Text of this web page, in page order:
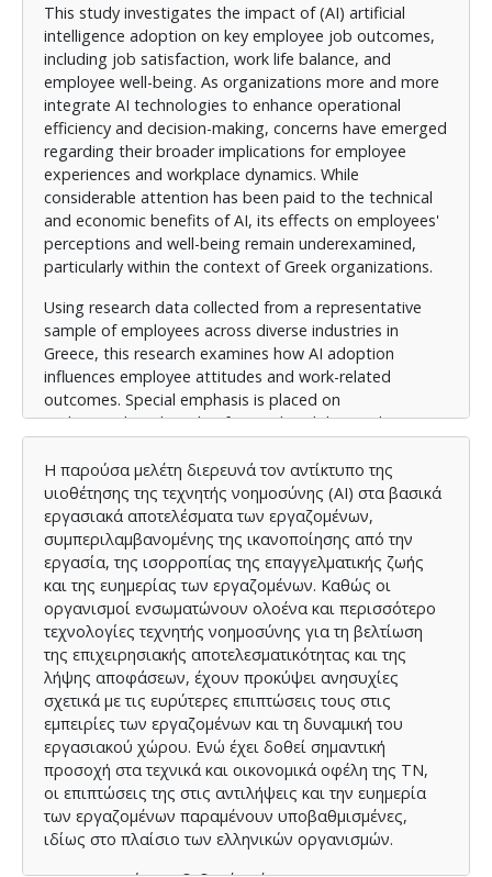
This study investigates the impact of (AI) artificial
intelligence adoption on key employee job outcomes,
including job satisfaction, work life balance, and
employee well-being. As organizations more and more
integrate AI technologies to enhance operational
efficiency and decision-making, concerns have emerged
regarding their broader implications for employee
experiences and workplace dynamics. While
considerable attention has been paid to the technical
and economic benefits of AI, its effects on employees'
perceptions and well-being remain underexamined,
particularly within the context of Greek organizations.
Using research data collected from a representative
sample of employees across diverse industries in
Greece, this research examines how AI adoption
influences employee attitudes and work-related
outcomes. Special emphasis is placed on
understanding the role of AI explainability — the
transparent and understandable — in fostering trust,
acceptance, and positive organizational engagement.
The findings indicate that while AI adoption may
improve certain operational aspects, it is also
associated with increased workload and emotional
strain, contributing to lower job satisfaction and
diminished organizational commitment in some cases.
Notably, AI explainability emerged as a critical
moderating factor, with employees perceiving AI
systems as more transparent reporting higher trust,
reduced workload stress, and greater job satisfaction.
These insights carry important implications for
managers, technology developers, and policymakers
tasked with implementing AI solutions in organizational
Η παρούσα μελέτη διερευνά τον αντίκτυπο της
υιοθέτησης της τεχνητής νοημοσύνης (AI) στα βασικά
εργασιακά αποτελέσματα των εργαζομένων,
συμπεριλαμβανομένης της ικανοποίησης από την
εργασία, της ισορροπίας της επαγγελματικής ζωής
και της ευημερίας των εργαζομένων. Καθώς οι
οργανισμοί ενσωματώνουν ολοένα και περισσότερο
τεχνολογίες τεχνητής νοημοσύνης για τη βελτίωση
της επιχειρησιακής αποτελεσματικότητας και της
λήψης αποφάσεων, έχουν προκύψει ανησυχίες
σχετικά με τις ευρύτερες επιπτώσεις τους στις
εμπειρίες των εργαζομένων και τη δυναμική του
εργασιακού χώρου. Ενώ έχει δοθεί σημαντική
προσοχή στα τεχνικά και οικονομικά οφέλη της ΤΝ,
οι επιπτώσεις της στις αντιλήψεις και την ευημερία
των εργαζομένων παραμένουν υποβαθμισμένες,
ιδίως στο πλαίσιο των ελληνικών οργανισμών.